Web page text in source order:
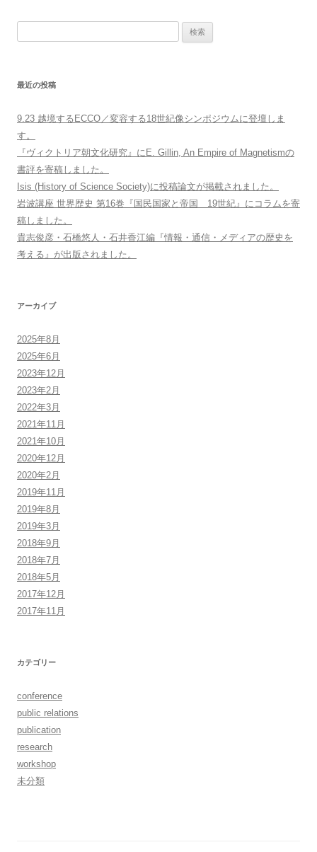
最近の投稿
9.23 越境するECCO／変容する18世紀像シンポジウムに登壇しま
す。
『ヴィクトリア朝文化研究』にE. Gillin, An Empire of Magnetismの
書評を寄稿しました。
Isis (History of Science Society)に投稿論文が掲載されました。
岩波講座 世界歴史 第16巻『国民国家と帝国 19世紀』にコラムを寄
稿しました。
貴志俊彦・石橋悠人・石井香江編『情報・通信・メディアの歴史を
考える』が出版されました。
アーカイブ
2025年8月
2025年6月
2023年12月
2023年2月
2022年3月
2021年11月
2021年10月
2020年12月
2020年2月
2019年11月
2019年8月
2019年3月
2018年9月
2018年7月
2018年5月
2017年12月
2017年11月
カテゴリー
conference
public relations
publication
research
workshop
未分類